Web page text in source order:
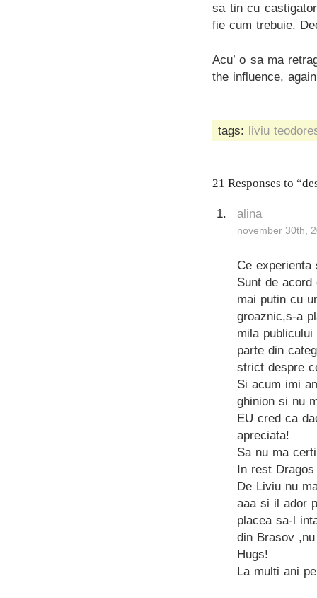
sa tin cu
fie cum trebuie.
Acu’ o sa ma
the influence,
tags: liviu
21 Responses to
alina
november 30th,
Ce experienta
Sunt de
mai putin cu
groaznic,s-a
mila
parte din
strict despre
Si acum imi
ghinion si nu
EU cred ca
apreciata!
Sa nu ma
In rest
De Liviu nu
aaa si il ador
placea sa-l
din Brasov
Hugs!
La multi ani